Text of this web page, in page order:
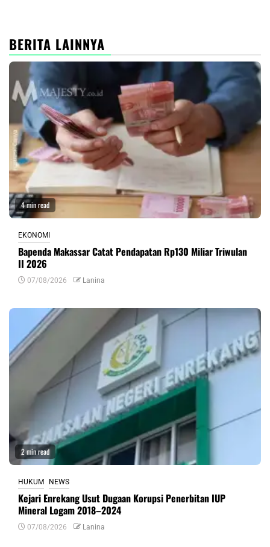
BERITA LAINNYA
4 min read
EKONOMI
Bapenda Makassar Catat Pendapatan Rp130 Miliar Triwulan
II 2026
07/08/2026 Lanina
2 min read
HUKUM NEWS
Kejari Enrekang Usut Dugaan Korupsi Penerbitan IUP
Mineral Logam 2018–2024
07/08/2026 Lanina